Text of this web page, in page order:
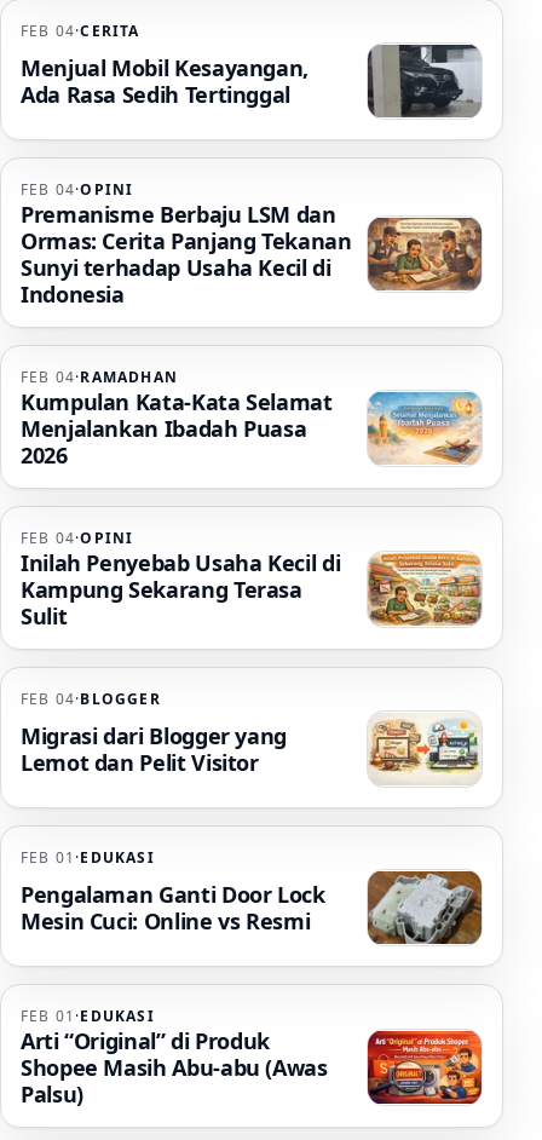
FEB 04·CERITA
Menjual Mobil Kesayangan,
Ada Rasa Sedih Tertinggal
FEB 04·OPINI
Premanisme Berbaju LSM dan
Ormas: Cerita Panjang Tekanan
Sunyi terhadap Usaha Kecil di
Indonesia
FEB 04·RAMADHAN
Kumpulan Kata-Kata Selamat
Menjalankan Ibadah Puasa
2026
FEB 04·OPINI
Inilah Penyebab Usaha Kecil di
Kampung Sekarang Terasa
Sulit
FEB 04·BLOGGER
Migrasi dari Blogger yang
Lemot dan Pelit Visitor
FEB 01 ·EDUKASI
Pengalaman Ganti Door Lock
Mesin Cuci: Online vs Resmi
FEB 01 ·EDUKASI
Arti “Original” di Produk
Shopee Masih Abu-abu (Awas
Palsu)